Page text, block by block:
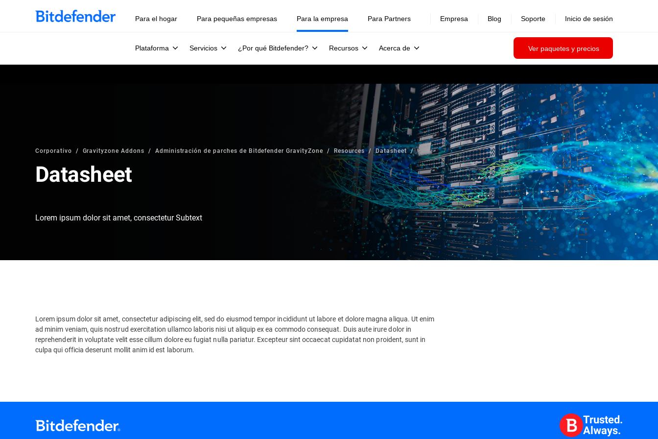
Para el hogar Para pequeñas empresas Para la empresa
Plataforma Servicios ¿Por qué Bitdefender? Recursos Acerca de Ver paquetes y precios
Para Partners Empresa Blog Soporte Inicio de sesión
Corporativo Gravityzone Addons Administración de parches de Bitdefender GravityZone Resources Datasheet
Datasheet
Lorem ipsum dolor sit amet, consectetur Subtext
Lorem ipsum dolor sit amet, consectetur adipiscing elit, sed do eiusmod tempor incididunt ut labore et dolore magna aliqua. Ut enim
ad minim veniam, quis nostrud exercitation ullamco laboris nisi ut aliquip ex ea commodo consequat. Duis aute irure dolor in
reprehenderit in voluptate velit esse cillum dolore eu fugiat nulla pariatur. Excepteur sint occaecat cupidatat non proident, sunt in
culpa qui officia deserunt mollit anim id est laborum.
Trusted.
Always.